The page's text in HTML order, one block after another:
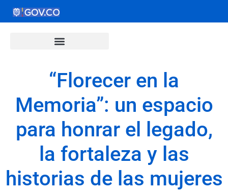
“Florecer en la
Memoria”: un espacio
para honrar el legado,
la fortaleza y las
historias de las mujeres